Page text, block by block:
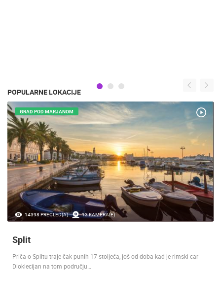
POPULARNE LOKACIJE
14398 PREGLED(A) 13 KAMERA(E)
GRAD POD MARJANOM
Split
Priča o Splitu traje čak punih 17 stoljeća, još od doba kad je rimski car
Dioklecijan na tom području…